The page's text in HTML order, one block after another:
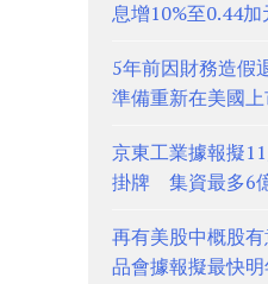
息增10%至0.44加
5年前因財務造假
準備重新在美國
京東工業據報擬
掛牌 集資最多6
再有美股中概股
品會據報擬最快